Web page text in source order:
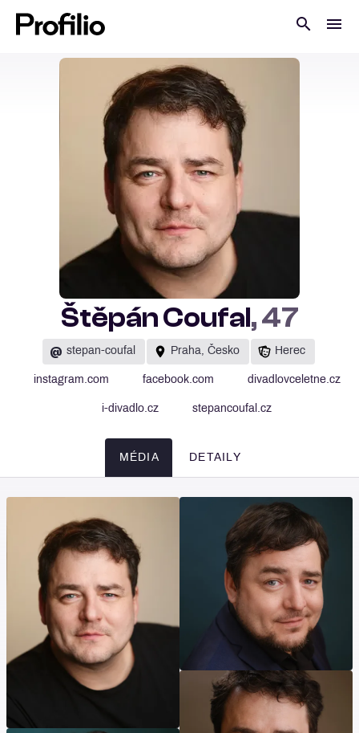
Štěpán Coufal, 47
@ stepan-coufal Praha, Česko Herec
instagram.com facebook.com divadlovceletne.cz
i-divadlo.cz stepancoufal.cz
MÉDIA DETAILY